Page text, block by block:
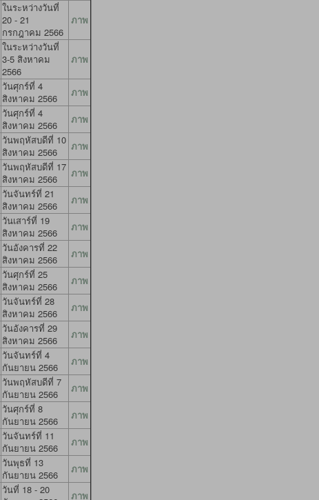
ในระหว่างวันที่
20 - 21
กรกฎาคม 2566
ภาพ
ในระหว่างวันที่
3-5 สิงหาคม
2566
ภาพ
วันศุกร์ที่ 4
สิงหาคม 2566
ภาพ
วันศุกร์ที่ 4
สิงหาคม 2566
ภาพ
วันพฤหัสบดีที่ 10
สิงหาคม 2566
ภาพ
วันพฤหัสบดีที่ 17
สิงหาคม 2566
ภาพ
วันจันทร์ที่ 21
สิงหาคม 2566
ภาพ
วันเสาร์ที่ 19
สิงหาคม 2566
ภาพ
วันอังคารที่ 22
สิงหาคม 2566
ภาพ
วันศุกร์ที่ 25
สิงหาคม 2566
ภาพ
วันจันทร์ที่ 28
สิงหาคม 2566
ภาพ
วันอังคารที่ 29
สิงหาคม 2566
ภาพ
วันจันทร์ที่ 4
กันยายน 2566
ภาพ
วันพฤหัสบดีที่ 7
กันยายน 2566
ภาพ
วันศุกร์ที่ 8
กันยายน 2566
ภาพ
วันจันทร์ที่ 11
กันยายน 2566
ภาพ
วันพุธที่ 13
กันยายน 2566
ภาพ
วันที่ 18 - 20
ภาพ